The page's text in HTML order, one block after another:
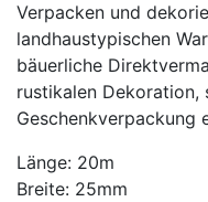
Verpacken und
landhaustypischen
bäuerliche
rustikalen Dekoration,
Geschenkverpackung
Länge: 20m
Breite: 25mm